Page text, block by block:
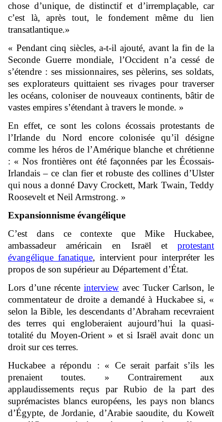
chose d’unique, de distinctif et d’irremplaçable, car
c’est là, après tout, le fondement même du lien
transatlantique.»
« Pendant cinq siècles, a-t-il ajouté, avant la fin de la
Seconde Guerre mondiale, l’Occident n’a cessé de
s’étendre : ses missionnaires, ses pèlerins, ses soldats,
ses explorateurs quittaient ses rivages pour traverser
les océans, coloniser de nouveaux continents, bâtir de
vastes empires s’étendant à travers le monde. »
En effet, ce sont les colons écossais protestants de
l’Irlande du Nord encore colonisée qu’il désigne
comme les héros de l’Amérique blanche et chrétienne
: « Nos frontières ont été façonnées par les Écossais-
Irlandais – ce clan fier et robuste des collines d’Ulster
qui nous a donné Davy Crockett, Mark Twain, Teddy
Roosevelt et Neil Armstrong. »
Expansionnisme évangélique
C’est dans ce contexte que Mike Huckabee,
ambassadeur américain en Israël et protestant
évangélique fanatique, intervient pour interpréter les
propos de son supérieur au Département d’État.
Lors d’une récente interview avec Tucker Carlson, le
commentateur de droite a demandé à Huckabee si, «
selon la Bible, les descendants d’Abraham recevraient
des terres qui engloberaient aujourd’hui la quasi-
totalité du Moyen-Orient » et si Israël avait donc un
droit sur ces terres.
Huckabee a répondu : « Ce serait parfait s’ils les
prenaient toutes. » Contrairement aux
applaudissements reçus par Rubio de la part des
suprémacistes blancs européens, les pays non blancs
d’Égypte, de Jordanie, d’Arabie saoudite, du Koweït